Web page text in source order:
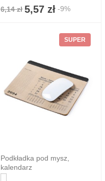
6,14 zł 5,57 zł -9%
SUPER
Podkładka pod mysz,
kalendarz